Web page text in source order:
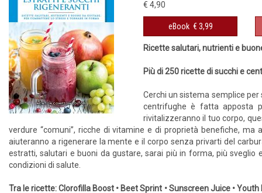
€ 4,90
eBook € 3,99
Ricette salutari, nutrienti e
Più di 250 ricette di succhi e
Cerchi un sistema semplice
centrifughe è fatta apposta
rivitalizzeranno il tuo corpo,
verdure “comuni”, ricche di vitamine e di proprietà benefiche,
aiuteranno a rigenerare la mente e il corpo senza privarti del
estratti, salutari e buoni da gustare, sarai più in forma, più
condizioni di salute.
Tra le ricette: Clorofilla Boost • Beet Sprint • Sunscreen Juice • Youth